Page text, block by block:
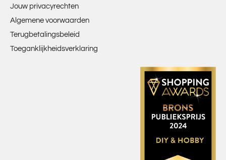
Jouw privacyrechten
Algemene voorwaarden
Terugbetalingsbeleid
Toeganklijkheidsverklaring